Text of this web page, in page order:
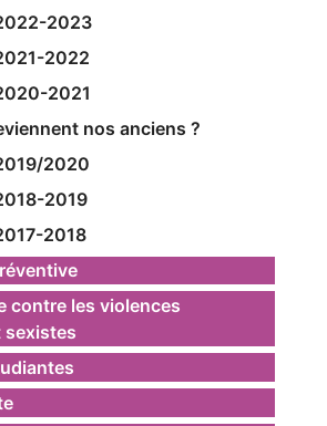
2023
2022
2021
nos anciens ?
2020
2019
2018
contre les violences
sexistes